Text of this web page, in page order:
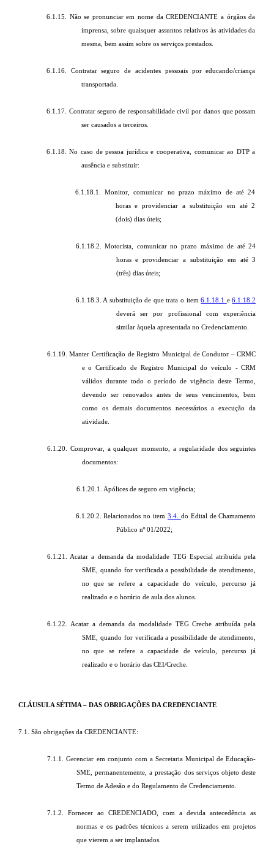
6.1.15. Não se pronunciar em nome da CREDENCIANTE a órgãos da
imprensa, sobre quaisquer assuntos relativos às atividades da
mesma, bem assim sobre os serviços prestados.
6.1.16. Contratar seguro de acidentes pessoais por educando/criança
transportada.
6.1.17. Contratar seguro de responsabilidade civil por danos que possam
ser causados a terceiros.
6.1.18. No caso de pessoa jurídica e cooperativa, comunicar ao DTP a
ausência e substituir:
6.1.18.1. Monitor, comunicar no prazo máximo de até 24
horas e providenciar a substituição em até 2
(dois) dias úteis;
6.1.18.2. Motorista, comunicar no prazo máximo de até 24
horas e providenciar a substituição em até 3
(três) dias úteis;
6.1.18.3. A substituição de que trata o item6.1.18.1 e6.1.18.2
deverá ser por profissional com experiência
similar àquela apresentada no Credenciamento.
6.1.19. Manter Certificação de Registro Municipal de Condutor – CRMC
e o Certificado de Registro Municipal do veículo - CRM
válidos durante todo o período de vigência deste Termo,
devendo ser renovados antes de seus vencimentos, bem
como os demais documentos necessários a execução da
atividade.
6.1.20. Comprovar, a qualquer momento, a regularidade dos seguintes
documentos:
6.1.20.1. Apólices de seguro em vigência;
6.1.20.2. Relacionados no item 3.4. do Edital de Chamamento
Público nº 01/2022;
6.1.21. Acatar a demanda da modalidade TEG Especial atribuída pela
SME, quando for verificada a possibilidade de atendimento,
no que se refere a capacidade do veículo, percurso já
realizado e o horário de aula dos alunos.
6.1.22. Acatar a demanda da modalidade TEG Creche atribuída pela
SME, quando for verificada a possibilidade de atendimento,
no que se refere a capacidade de veículo, percurso já
realizado e o horário das CEI/Creche.
CLÁUSULA SÉTIMA – DAS OBRIGAÇÕES DA CREDENCIANTE
7.1. São obrigações da CREDENCIANTE:
7.1.1. Gerenciar em conjunto com a Secretaria Municipal de Educação-
SME, permanentemente, a prestação dos serviços objeto deste
Termo de Adesão e do Regulamento de Credenciamento.
7.1.2. Fornecer ao CREDENCIADO, com a devida antecedência as
normas e os padrões técnicos a serem utilizados em projetos
que vierem a ser implantados.